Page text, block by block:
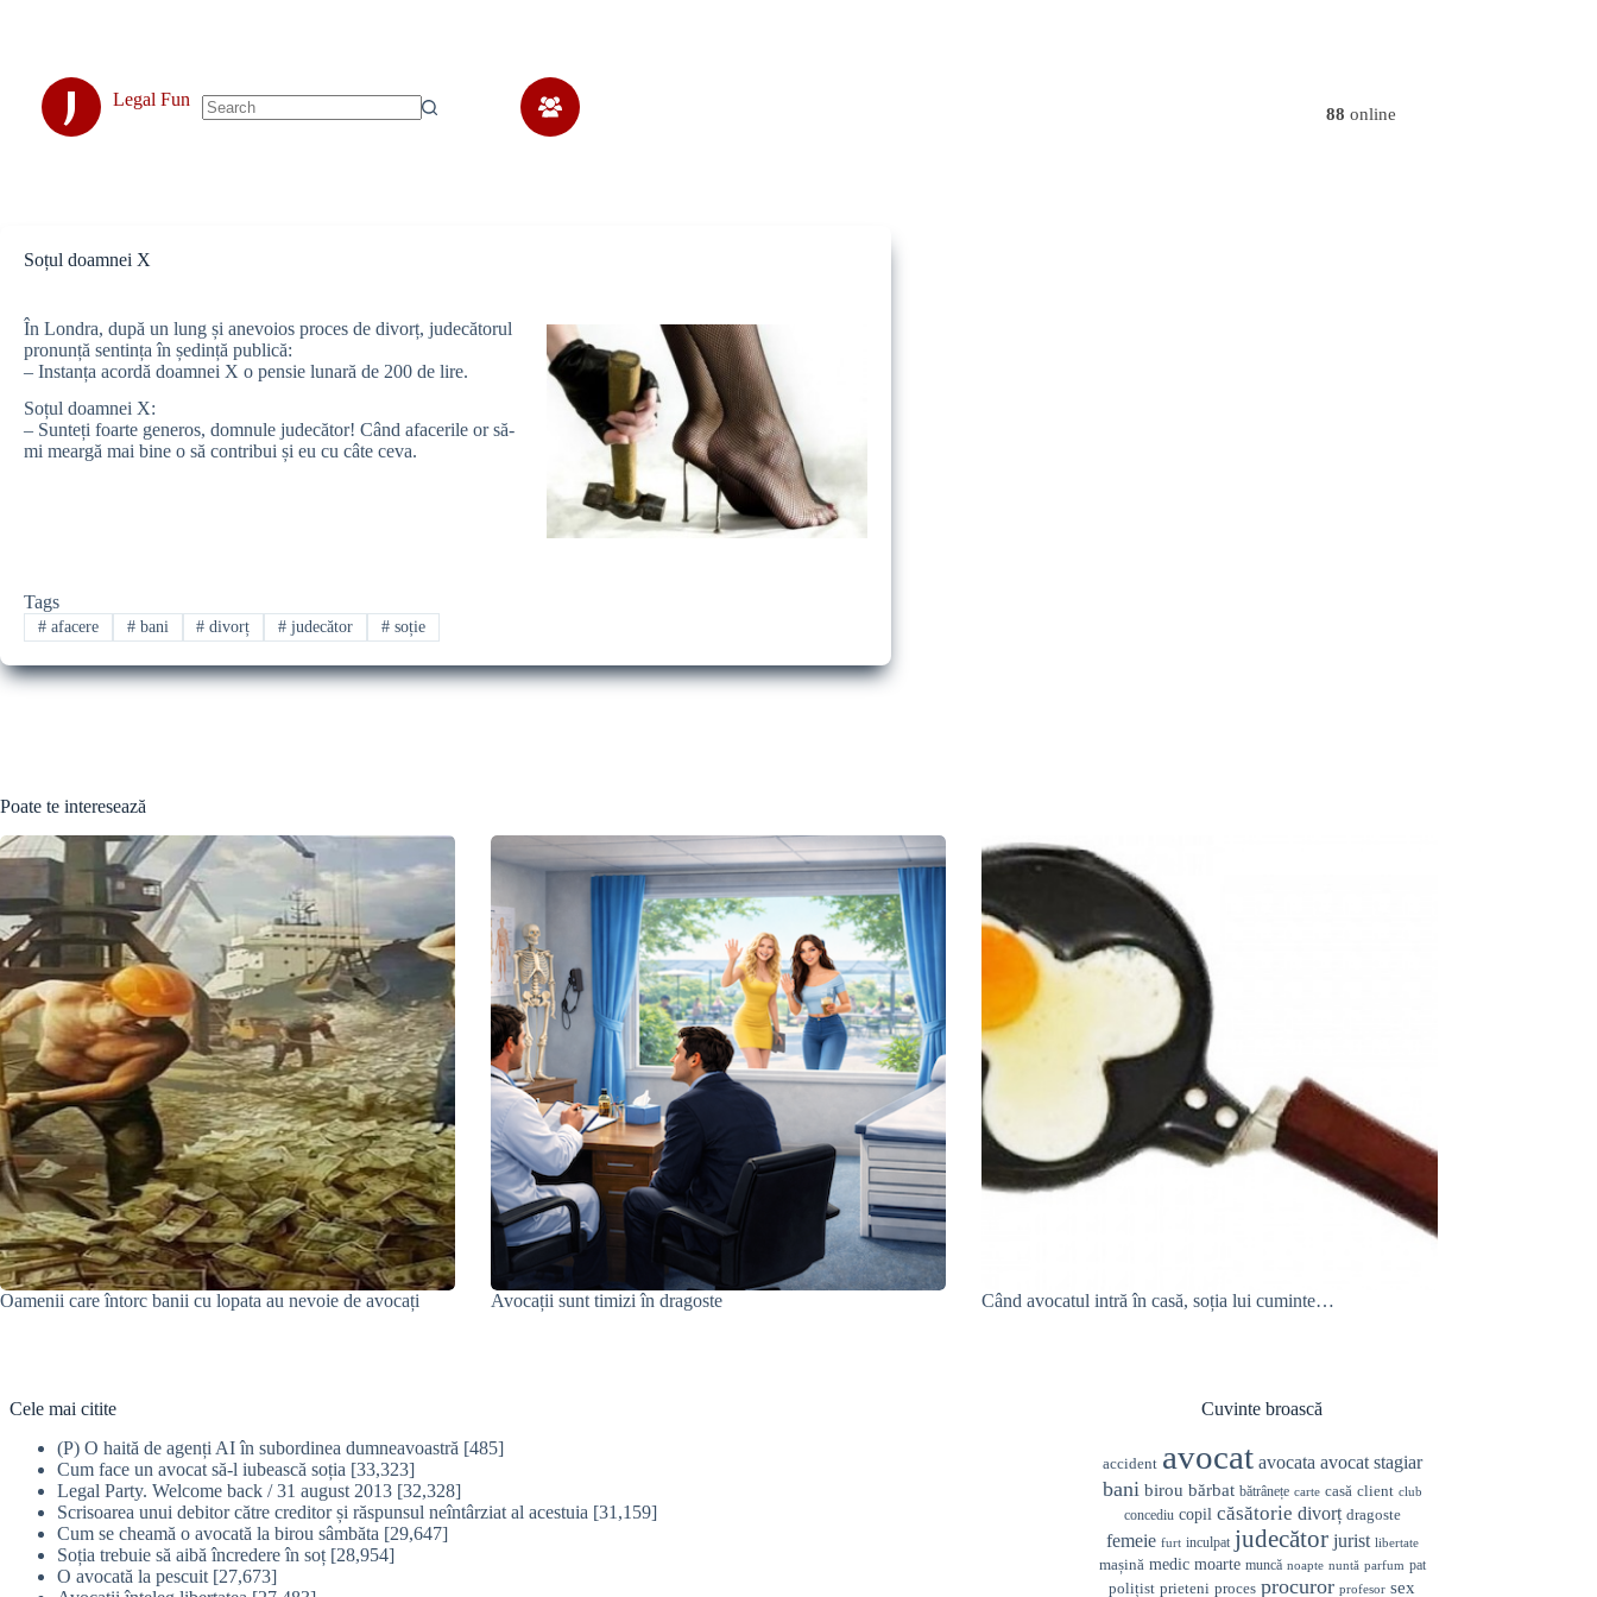
J
Legal Fun
88 online
Soțul doamnei X
În Londra, după un lung și anevoios proces de divorț, judecătorul
pronunță sentința în ședință publică:
– Instanța acordă doamnei X o pensie lunară de 200 de lire.
Soțul doamnei X:
– Sunteți foarte generos, domnule judecător! Când afacerile or să-
mi meargă mai bine o să contribui și eu cu câte ceva.
Tags
#afacere #bani # divorț # judecător # soție
Poate te interesează
Oamenii care întorc banii cu lopata au nevoie de avocați Avocații sunt timizi în dragoste Când avocatul intră în casă, soția lui cuminte…
Cele mai citite
(P) O haită de agenți AI în subordinea dumneavoastră [485]
Cum face un avocat să-l iubească soția [33,323]
Legal Party. Welcome back / 31 august 2013 [32,328]
Scrisoarea unui debitor către creditor și răspunsul neîntârziat al acestuia [31,159]
Cum se cheamă o avocată la birou sâmbăta [29,647]
Soția trebuie să aibă încredere în soț [28,954]
O avocată la pescuit [27,673]
Cuvinte broască
accident avocat avocata avocat stagiar
bani birou bărbat bătrânețe carte casă client club
concediu copil căsătorie divorț dragoste
femeie furt inculpat judecător jurist libertate
mașină medic moarte muncă noapte nuntă parfum pat
polițist prieteni proces procuror profesor sex